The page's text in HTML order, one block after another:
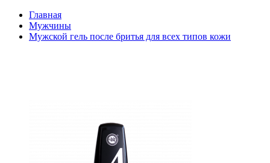
Главная
Мужчины
Мужской гель после бритья для всех типов кожи